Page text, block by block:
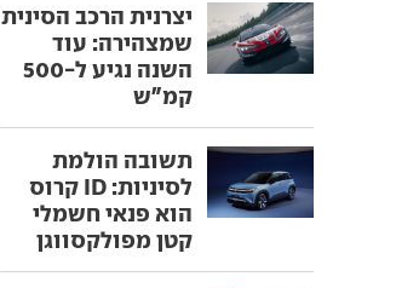
יצרנית הרכב הסינית
שמצהירה: עוד
השנה נגיע ל-500
קמ"ש
תשובה הולמת
לסיניות: ID קרוס
הוא פנאי חשמלי
קטן מפולקסווגן